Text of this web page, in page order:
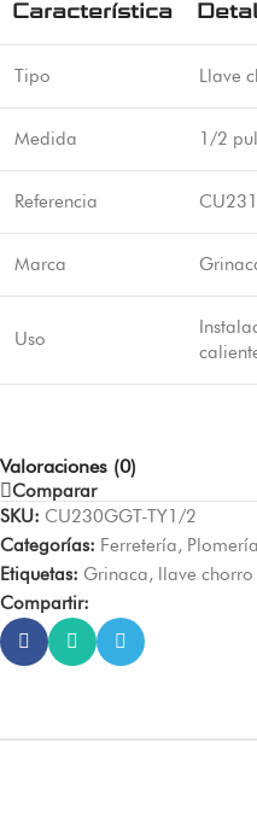
Característica
Tipo Llave
Medida 1/2
Referencia CU231
Marca
Uso
Valoraciones (0)
Comparar
SKU: CU230GGT-TY1/2
Categorías: Ferretería, Plomería
Etiquetas: Grinaca, llave
Compartir: